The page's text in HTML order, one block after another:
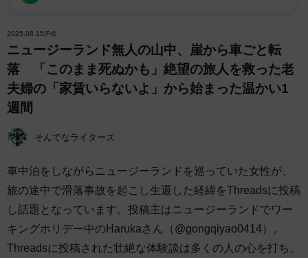
2025.08.15(Fri)
ニュージーランド無人の山中、崖から車ごと転
落 「このまま死ぬかも」絶望の旅人を救った老
夫婦の「家賃いらないよ」から始まった温かい1
週間
そんでなライターズ
車中泊をしながらニュージーランドを巡っていた女性が、
旅の途中で滑落事故を起こし生還した経緯をThreadsに投稿
し話題となっています。投稿主はニュージーランドでワー
キングホリデー中のHarukaさん（@gongqiyao0414）。
Threadsに投稿された壮絶な体験談は多くの人の心を打ち、